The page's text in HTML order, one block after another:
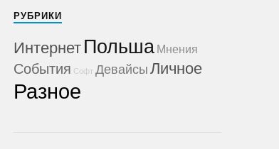
РУБРИКИ
ИнтернетПольша Мнения
События Софт ДевайсыЛичное
Разное